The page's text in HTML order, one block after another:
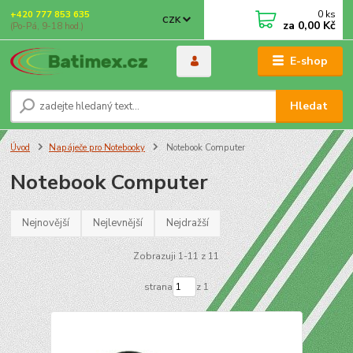
E-shop
CZK
Hledat
+420 777 853 635
(Po-Pá, 9-18 hod.)
0 ks
za 0,00 Kč
Úvod Napáječe pro Notebooky Notebook Computer
Notebook Computer
Nejnovější Nejlevnější Nejdražší
Zobrazuji 1-11 z 11
strana z 1